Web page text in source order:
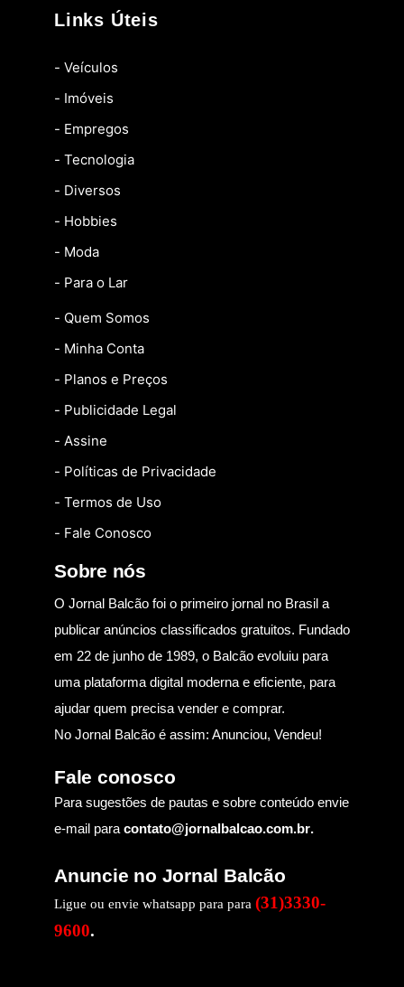
Links Úteis
- Veículos
- Imóveis
- Empregos
- Tecnologia
- Diversos
- Hobbies
- Moda
- Para o Lar
- Quem Somos
- Minha Conta
- Planos e Preços
- Publicidade Legal
- Assine
- Políticas de Privacidade
- Termos de Uso
- Fale Conosco
Sobre nós
O Jornal Balcão foi o primeiro jornal no Brasil a
publicar anúncios classificados gratuitos. Fundado
em 22 de junho de 1989, o Balcão evoluiu para
uma plataforma digital moderna e eficiente, para
ajudar quem precisa vender e comprar.
No Jornal Balcão é assim: Anunciou, Vendeu!
Fale conosco
Para sugestões de pautas e sobre conteúdo envie
e-mail para contato@jornalbalcao.com.br.
Anuncie no Jornal Balcão
Ligue ou envie whatsapp para para (31)3330-
9600.